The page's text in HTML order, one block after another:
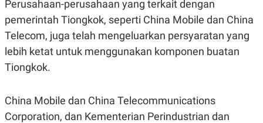
Perusahaan-perusahaan yang terkait dengan
pemerintah Tiongkok, seperti China Mobile dan China
Telecom, juga telah mengeluarkan persyaratan yang
lebih ketat untuk menggunakan komponen buatan
Tiongkok.
China Mobile dan China Telecommunications
Corporation, dan Kementerian Perindustrian dan